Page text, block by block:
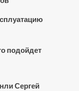
подойдет
Сергей